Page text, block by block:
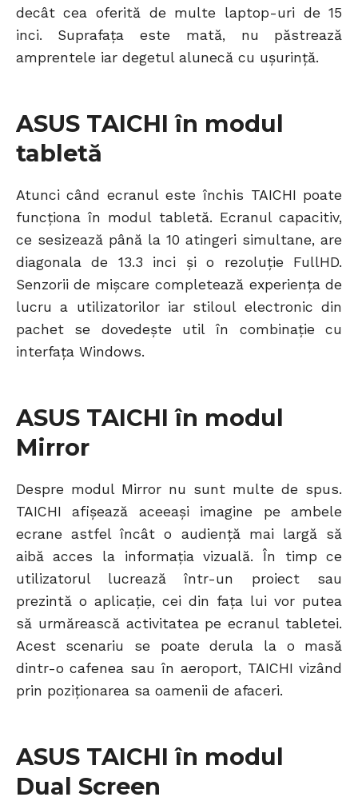
decât cea oferită de multe laptop-uri de 15
inci. Suprafața este mată, nu păstrează
amprentele iar degetul alunecă cu ușurință.
ASUS TAICHI în modul
tabletă
Atunci când ecranul este închis TAICHI poate
funcționa în modul tabletă. Ecranul capacitiv,
ce sesizează până la 10 atingeri simultane, are
diagonala de 13.3 inci și o rezoluție FullHD.
Senzorii de mișcare completează experiența de
lucru a utilizatorilor iar stiloul electronic din
pachet se dovedește util în combinație cu
interfața Windows.
ASUS TAICHI în modul
Mirror
Despre modul Mirror nu sunt multe de spus.
TAICHI afișează aceeași imagine pe ambele
ecrane astfel încât o audiență mai largă să
aibă acces la informația vizuală. În timp ce
utilizatorul lucrează într-un proiect sau
prezintă o aplicație, cei din fața lui vor putea
să urmărească activitatea pe ecranul tabletei.
Acest scenariu se poate derula la o masă
dintr-o cafenea sau în aeroport, TAICHI vizând
prin poziționarea sa oamenii de afaceri.
ASUS TAICHI în modul
Dual Screen